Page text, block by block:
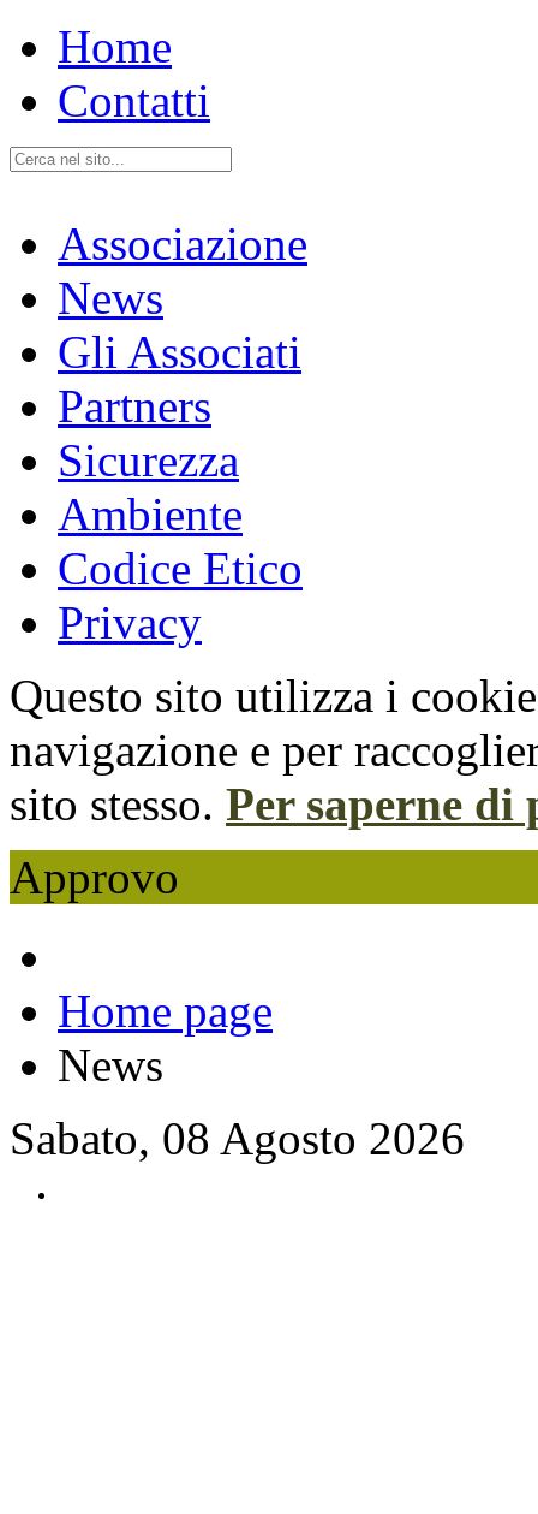
Home
Contatti
Associazione
News
Gli Associati
Partners
Sicurezza
Ambiente
Codice Etico
Privacy
Questo sito utilizza i
navigazione e per
sito stesso. Per saperne di
Approvo
Home page
News
Sabato, 08 Agosto 2026